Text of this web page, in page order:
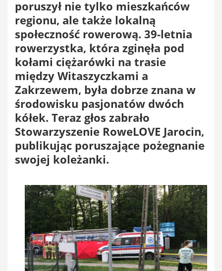
poruszył nie tylko mieszkańców
regionu, ale także lokalną
społeczność rowerową. 39-letnia
rowerzystka, która zginęła pod
kołami ciężarówki na trasie
między Witaszyczkami a
Zakrzewem, była dobrze znana w
środowisku pasjonatów dwóch
kółek. Teraz głos zabrało
Stowarzyszenie RoweLOVE Jarocin,
publikując poruszające pożegnanie
swojej koleżanki.